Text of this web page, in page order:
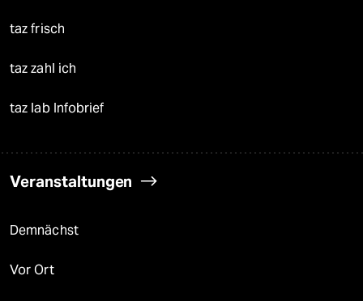
taz frisch
taz zahl ich
taz lab Infobrief
Veranstaltungen
Demnächst
Vor Ort